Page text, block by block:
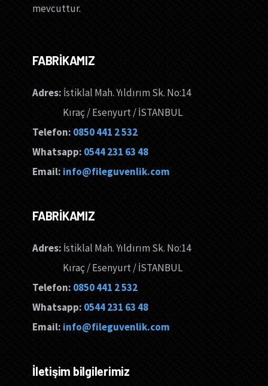
mevcuttur.
FABRİKAMIZ
Adres: İstiklal Mah. Yıldırım Sk. No:14
Kıraç / Esenyurt / İSTANBUL
Telefon: 0850 441 2 532
Whatsapp: 0544 231 63 48
Email: info@fileguvenlik.com
FABRİKAMIZ
Adres: İstiklal Mah. Yıldırım Sk. No:14
Kıraç / Esenyurt / İSTANBUL
Telefon: 0850 441 2 532
Whatsapp: 0544 231 63 48
Email: info@fileguvenlik.com
İletişim bilgilerimiz